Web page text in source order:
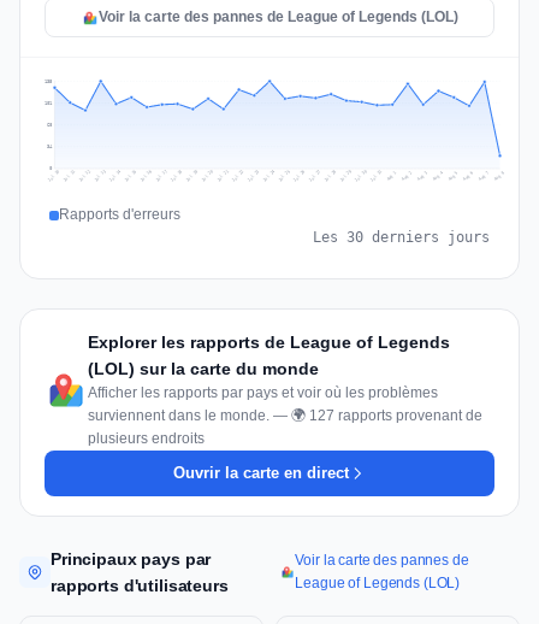
Voir la carte des pannes de League of Legends (LOL)
34
68
101
135
Jul 10 Jul 11 Jul 12 Jul 13 Jul 14 Jul 15 Jul 16 Jul 17 Jul 18 Jul 19 Jul 20 Jul 21 Jul 22 Jul 23 Jul 24 Jul 25 Jul 26 Jul 27 Jul 28 Jul 29 Jul 30 Jul 31 Aug 1 Aug 2 Aug 3 Aug 4 Aug 5 Aug 6 Aug 7 Aug 8
Rapports d'erreurs
Les 30 derniers jours
Explorer les rapports de League of Legends
(LOL) sur la carte du monde
Afficher les rapports par pays et voir où les problèmes
surviennent dans le monde. — 🌍 127 rapports provenant de
plusieurs endroits
Ouvrir la carte en direct
Principaux pays par
rapports d'utilisateurs
Voir la carte des pannes de
League of Legends (LOL)